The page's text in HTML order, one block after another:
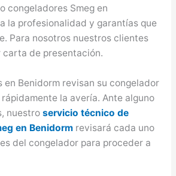
congeladores Smeg en
la profesionalidad y garantías que
Para nosotros nuestros clientes
carta de presentación.
en Benidorm revisan su congelador
la avería. Ante alguno
nuestro servicio técnico de
en Benidormrevisará cada uno
del congelador para proceder a